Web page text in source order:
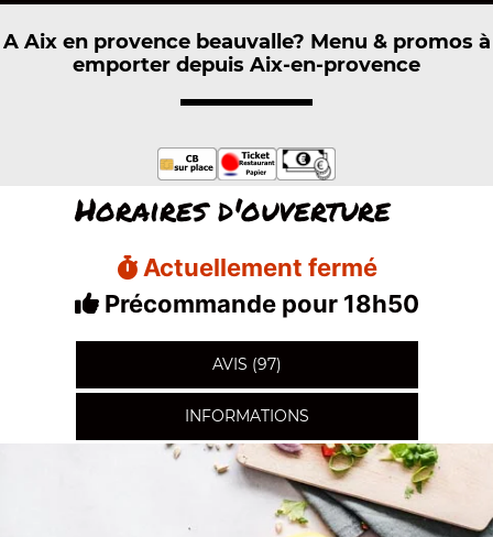
A Aix en provence beauvalle? Menu & promos à
emporter depuis Aix-en-provence
Horaires d'ouverture
Actuellement fermé
Précommande pour 18h50
AVIS (97)
INFORMATIONS